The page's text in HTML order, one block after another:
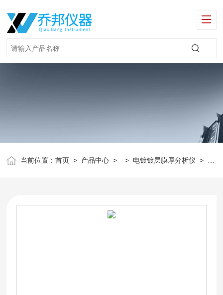
当前位置：首页 > 产品中心 > > 电镀镀层膜厚分析仪 >